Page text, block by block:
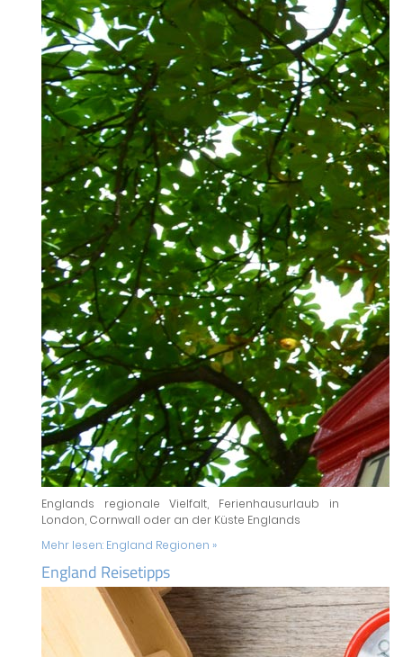
Englands regionale Vielfalt, Ferienhausurlaub in
London, Cornwall oder an der Küste Englands
Mehr lesen: England Regionen »
England Reisetipps